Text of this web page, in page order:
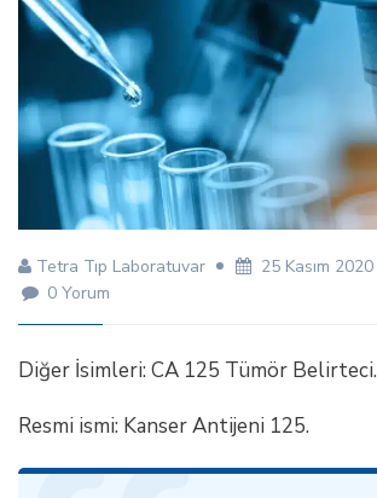
Tetra Tıp Laboratuvar
25 Kasım 2020
0 Yorum
Diğer İsimleri: CA 125 Tümör Belirteci.
Resmi ismi: Kanser Antijeni 125.